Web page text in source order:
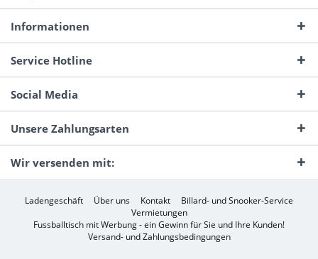
Informationen
Service Hotline
Social Media
Unsere Zahlungsarten
Wir versenden mit:
Ladengeschäft Über uns Kontakt
Billard- und Snooker-Service
Vermietungen
Fussballtisch mit Werbung - ein Gewinn für Sie und Ihre Kunden!
Versand- und Zahlungsbedingungen